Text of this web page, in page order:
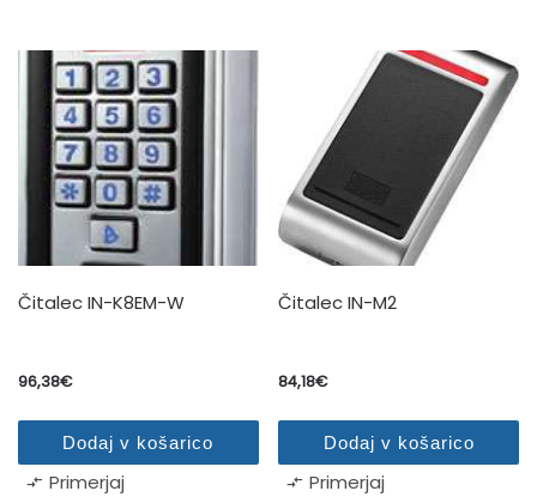
Čitalec IN-K8EM-W
96,38€
Dodaj v košarico
Primerjaj
Čitalec IN-M2
84,18€
Dodaj v košarico
Primerjaj